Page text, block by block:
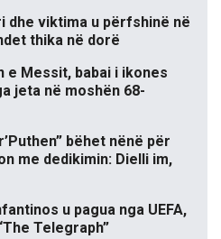
dhe viktima u përfshinë në
thika në dorë
e Messit, babai i ikones
jeta në moshën 68-
bëhet nënë për
me dedikimin: Dielli im,
u pagua nga UEFA,
Telegraph”